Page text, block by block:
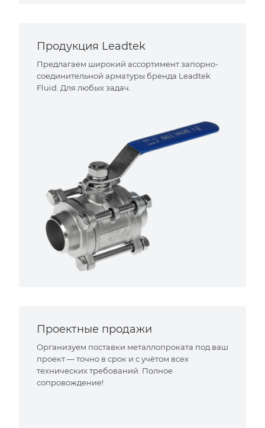
Продукция Leadtek
Предлагаем широкий ассортимент запорно-
соединительной арматуры бренда Leadtek
Fluid. Для любых задач.
Проектные продажи
Организуем поставки металлопроката под ваш
проект — точно в срок и с учётом всех
технических требований. Полное
сопровождение!